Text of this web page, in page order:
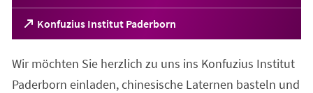
Konfuzius Institut Paderborn
(Öffnet
in
neuen
Tab)
Wir möchten Sie herzlich zu uns ins Konfuzius Institut
Paderborn einladen, chinesische Laternen basteln und